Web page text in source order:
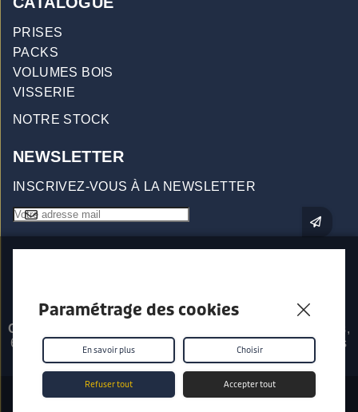
PRISES
PACKS
VOLUMES BOIS
VISSERIE
NOTRE STOCK
NEWSLETTER
INSCRIVEZ-VOUS À LA NEWSLETTER
Origin96 - Prises d'escalade
557 Impasse Les Saillants,
69380 Chessy Les Mines - © 2026 - Tous droits réservés
Conditions générales de vente
Paramétrage des cookies
En savoir plus Choisir
Refuser tout Accepter tout